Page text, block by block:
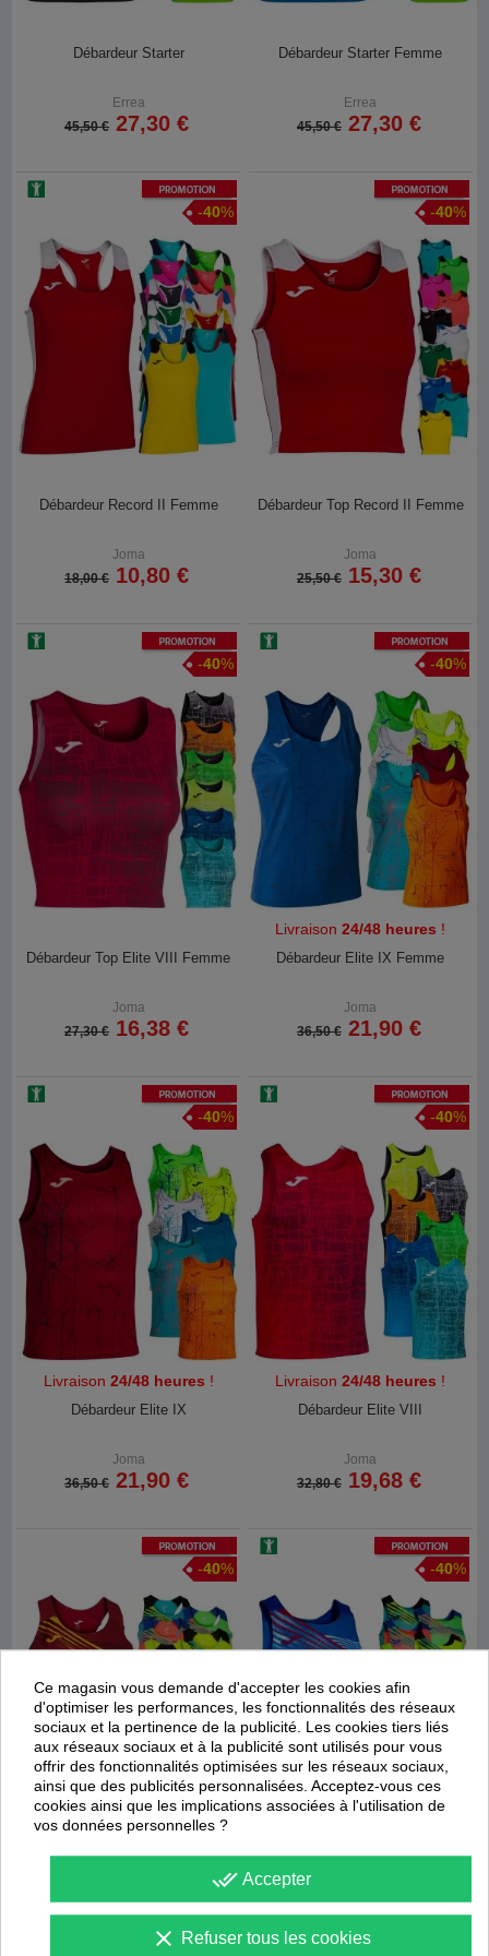
Débardeur Starter
Errea
45,50 € 27,30 €
Débardeur Starter Femme
Errea
45,50 € 27,30 €
Promotion
-40%
Débardeur Record II Femme
Joma
18,00 € 10,80 €
Promotion
-40%
Débardeur Top Record II Femme
Joma
25,50 € 15,30 €
Promotion
-40%
Débardeur Top Elite VIII Femme
Joma
27,30 € 16,38 €
Promotion
-40%
Livraison24/48 heures !
Débardeur Elite IX Femme
Joma
36,50 € 21,90 €
Promotion
-40%
Livraison 24/48 heures !
Débardeur Elite IX
Joma
36,50 € 21,90 €
Promotion
-40%
Livraison24/48 heures !
Débardeur Elite VIII
Joma
32,80 € 19,68 €
Promotion
-40%
Débardeur Elite X Femme
Joma
21,90 €
Promotion
-40%
Débardeur Elite X
Joma
36,50 € 21,90 €
Ce magasin vous demande d'accepter les cookies afin
d'optimiser les performances, les fonctionnalités des réseaux
sociaux et la pertinence de la publicité. Les cookies tiers liés
aux réseaux sociaux et à la publicité sont utilisés pour vous
offrir des fonctionnalités optimisées sur les réseaux sociaux,
ainsi que des publicités personnalisées. Acceptez-vous ces
cookies ainsi que les implications associées à l'utilisation de
vos données personnelles ?
done_all Accepter
clear Refuser tous les cookies